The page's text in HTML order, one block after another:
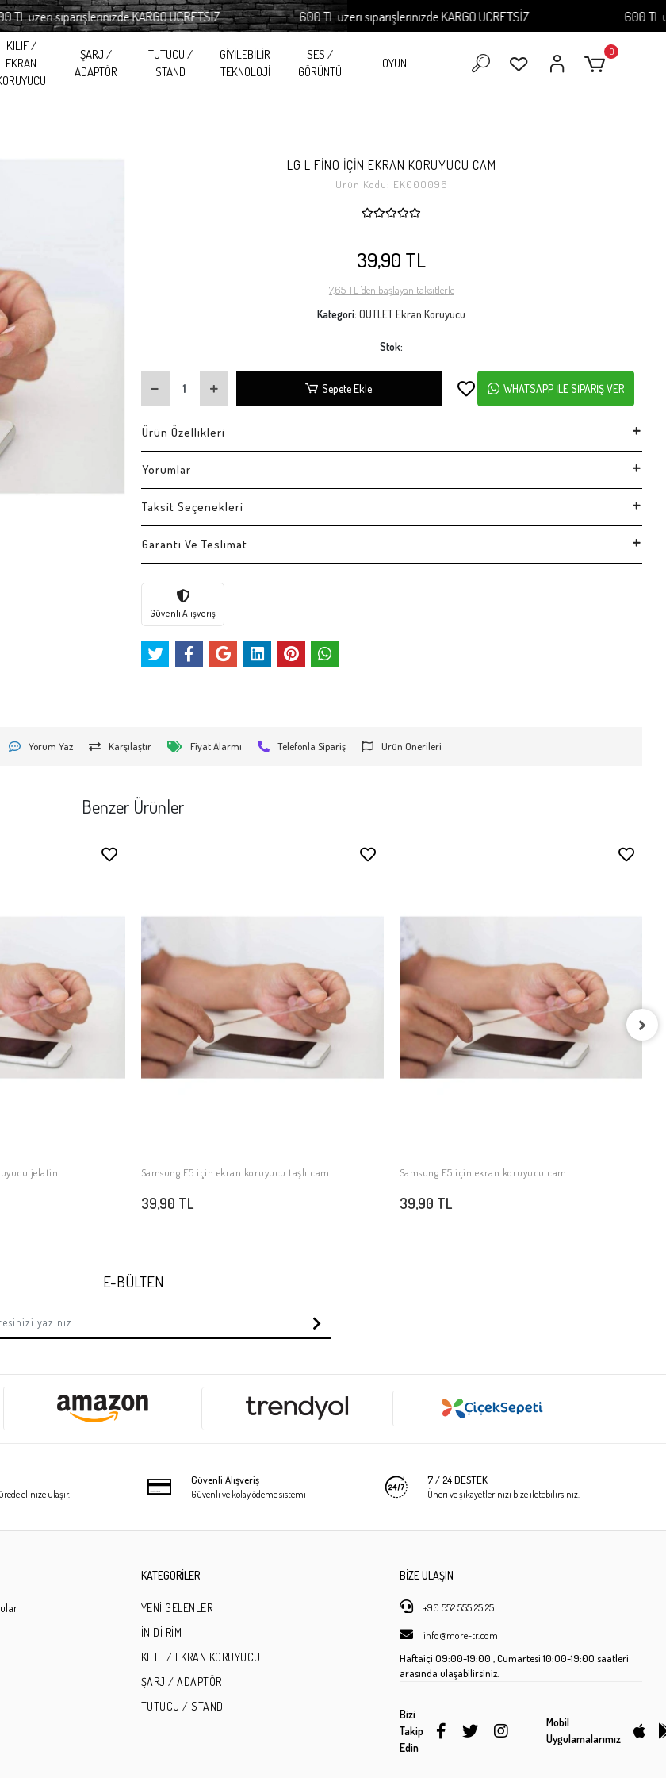
siparişlerinizde KARGO ÜCRETSİZ 600 TL üzeri siparişlerinizde KARGO ÜCRETSİZ 600 TL üzeri
KILIF /
EKRAN
ŞARJ /
ADAPTÖR
TUTUCU /
STAND
GİYİLEBİLİR
TEKNOLOJİ
SES /
GÖRÜNTÜ
OYUN
0
LG L FİNO İÇİN EKRAN KORUYUCU CAM
Ürün Kodu: EK000096
39,90 TL
7,65 TL 'den başlayan taksitlerle
Kategori:OUTLET Ekran Koruyucu
Stok:
Sepete Ekle WHATSAPP İLE SİPARİŞ VER
Ürün Özellikleri
Yorumlar
Taksit Seçenekleri
Garanti Ve Teslimat
Güvenli Alışveriş
Yorum Yaz Karşılaştır Fiyat Alarmı Telefonla Sipariş Ürün Önerileri
Benzer Ürünler
EKLE
jelatin
SEPETE EKLE
Samsung E5 için ekran koruyucu taşlı cam
39,90 TL
SEPETE EKLE
Samsung E5 için ekran koruyucu cam
39,90 TL
E-BÜLTEN
elinize ulaşır.
Güvenli Alışveriş
Güvenli ve kolay ödeme sistemi
7 / 24 DESTEK
Öneri ve şikayetlerinizi bize iletebilirsiniz.
KATEGORİLER
YENİ GELENLER
İN Dİ RİM
KILIF / EKRAN KORUYUCU
ŞARJ / ADAPTÖR
TUTUCU / STAND
BİZE ULAŞIN
+90 552 555 25 25
info@more-tr.com
Haftaiçi 09:00-19:00 , Cumartesi10:00-19:00 saatleri
arasında ulaşabilirsiniz.
Bizi
Takip
Edin
Mobil
Uygulamalarımız